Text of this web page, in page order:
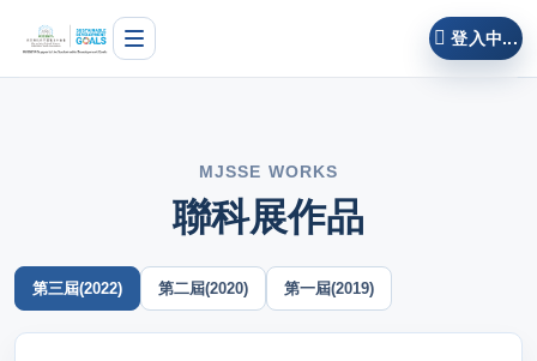
登入中...
MJSSE WORKS
聯科展作品
第三屆(2022) 第二屆(2020) 第一屆(2019)